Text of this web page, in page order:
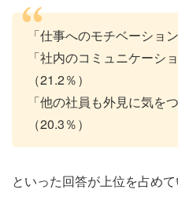
「仕事へのモチベーショ
「社内のコミュニケーシ
（21.2％）
「他の社員も外見に気を
（20.3％）
といった回答が上位を占めて